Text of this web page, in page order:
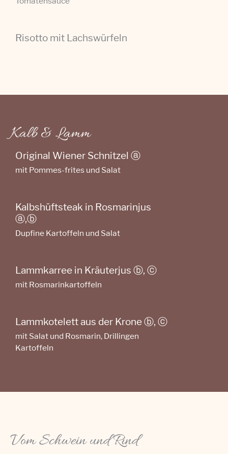
Risotto mit Lachswürfeln
Kalb & Lamm
Original Wiener Schnitzel ⓐ
mit Pommes-frites und Salat
Kalbshüftsteak in Rosmarinjus
ⓐ,ⓑ
Dupfine Kartoffeln und Salat
Lammkarree in Kräuterjus ⓑ, ⓒ
mit Rosmarinkartoffeln
Lammkotelett aus der Krone ⓑ, ⓒ
mit Salat und Rosmarin, Drillingen
Kartoffeln
Vom Schwein und Rind